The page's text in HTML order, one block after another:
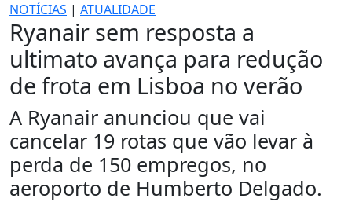
NOTÍCIAS | ATUALIDADE
Ryanair sem resposta a
ultimato avança para redução
de frota em Lisboa no verão
A Ryanair anunciou que vai
cancelar 19 rotas que vão levar à
perda de 150 empregos, no
aeroporto de Humberto Delgado.